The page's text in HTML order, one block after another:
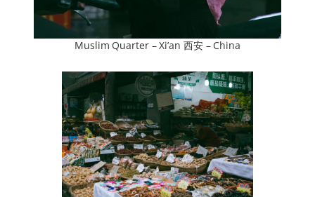
Muslim Quarter – Xi’an 西安 – China